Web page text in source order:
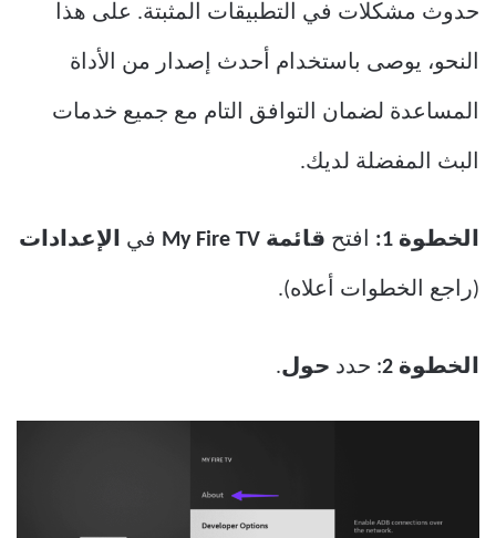
حدوث مشكلات في التطبيقات المثبتة. على هذا
النحو، يوصى باستخدام أحدث إصدار من الأداة
المساعدة لضمان التوافق التام مع جميع خدمات
البث المفضلة لديك.
الخطوة 1: افتح قائمة My Fire TV في الإعدادات
(راجع الخطوات أعلاه).
الخطوة 2 : حدد حول.